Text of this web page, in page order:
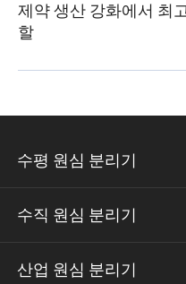
제약 생산 강화에서 최
할
수평 원심 분리기
수직 원심 분리기
산업 원심 분리기